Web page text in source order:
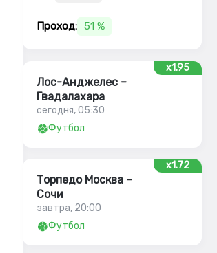
Проход: 51 %
x1.95
Лос-Анджелес –
Гвадалахара
сегодня, 05:30
Футбол
x1.72
Торпедо Москва –
Сочи
завтра, 20:00
Футбол